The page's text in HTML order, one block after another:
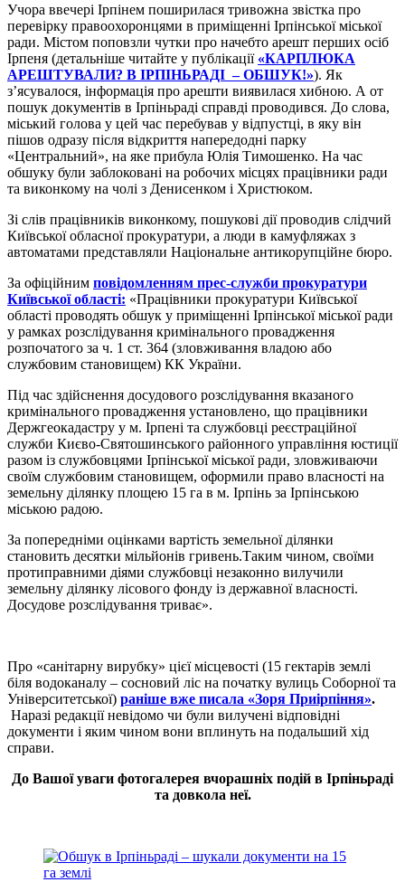
Учора ввечері Ірпінем поширилася тривожна звістка про
перевірку правоохоронцями в приміщенні Ірпінської міської
ради. Містом поповзли чутки про начебто арешт перших осіб
Ірпеня (детальніше читайте у публікації «КАРПЛЮКА
АРЕШТУВАЛИ? В ІРПІНЬРАДІ – ОБШУК!»). Як
з’ясувалося, інформація про арешти виявилася хибною. А от
пошук документів в Ірпіньраді справді проводився. До слова,
міський голова у цей час перебував у відпустці, в яку він
пішов одразу після відкриття напередодні парку
«Центральний», на яке прибула Юлія Тимошенко. На час
обшуку були заблоковані на робочих місцях працівники ради
та виконкому на чолі з Денисенком і Христюком.
Зі слів працівників виконкому, пошукові дії проводив слідчий
Київської обласної прокуратури, а люди в камуфляжах з
автоматами представляли Національне антикорупційне бюро.
За офіційним повідомленням прес-служби прокуратури
Київської області: «Працівники прокуратури Київської
області проводять обшук у приміщенні Ірпінської міської ради
у рамках розслідування кримінального провадження
розпочатого за ч. 1 ст. 364 (зловживання владою або
службовим становищем) КК України.
Під час здійснення досудового розслідування вказаного
кримінального провадження установлено, що працівники
Держгеокадастру у м. Ірпені та службовці реєстраційної
служби Києво-Святошинського районного управління юстиції
разом із службовцями Ірпінської міської ради, зловживаючи
своїм службовим становищем, оформили право власності на
земельну ділянку площею 15 га в м. Ірпінь за Ірпінською
міською радою.
За попередніми оцінками вартість земельної ділянки
становить десятки мільйонів гривень.Таким чином, своїми
протиправними діями службовці незаконно вилучили
земельну ділянку лісового фонду із державної власності.
Досудове розслідування триває».
Про «санітарну вирубку» цієї місцевості (15 гектарів землі
біля водоканалу – сосновий ліс на початку вулиць Соборної та
Університетської) раніше вже писала «Зоря Приірпіння».
Наразі редакції невідомо чи були вилучені відповідні
документи і яким чином вони вплинуть на подальший хід
справи.
До Вашої уваги фотогалерея вчорашніх подій в Ірпіньраді
та довкола неї.